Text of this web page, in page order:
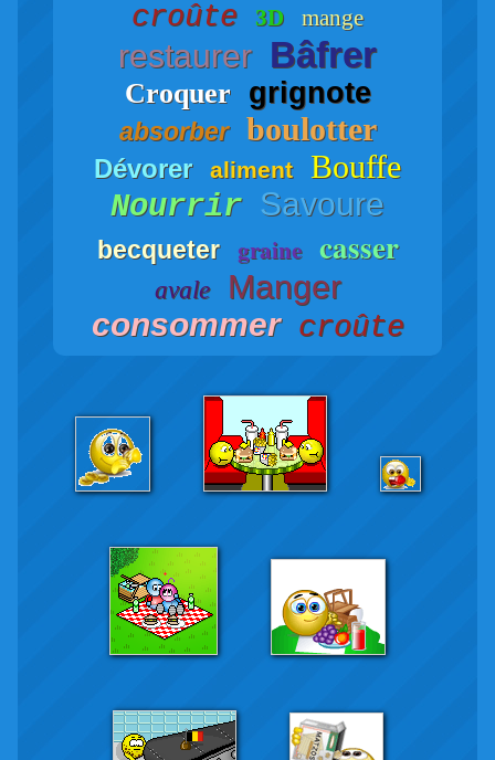
croûte 3D mange
restaurer Bâfrer
Croquer grignote
absorber boulotter
Dévorer aliment
Bouffe
Nourrir Savoure
becqueter graine casser
avale
Manger
consommer croûte